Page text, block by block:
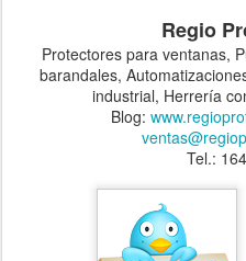
Regio
Protectores para ventanas,
barandales,
industrial, Herrería
Blog:
Tel.: